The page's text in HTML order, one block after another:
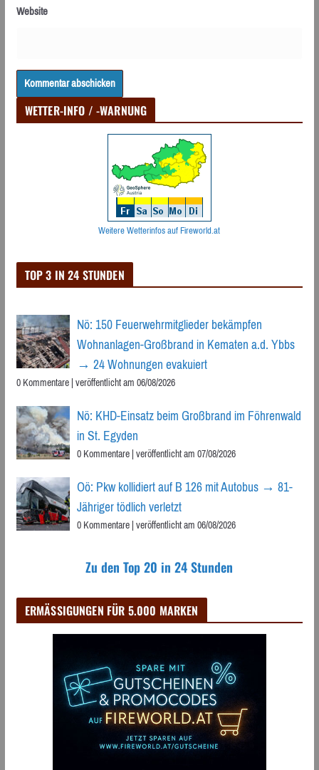
Website
WETTER-INFO / -WARNUNG
Weitere Wetterinfos auf Fireworld.at
TOP 3 IN 24 STUNDEN
Nö: 150 Feuerwehrmitglieder bekämpfen
Wohnanlagen-Großbrand in Kematen a.d. Ybbs
→ 24 Wohnungen evakuiert
0 Kommentare|veröffentlicht am 06/08/2026
Nö: KHD-Einsatz beim Großbrand im Föhrenwald
in St. Egyden
0 Kommentare|veröffentlicht am 07/08/2026
Oö: Pkw kollidiert auf B 126 mit Autobus → 81-
Jähriger tödlich verletzt
0 Kommentare|veröffentlicht am 06/08/2026
Zu den Top 20 in 24 Stunden
ERMÄSSIGUNGEN FÜR 5.000 MARKEN